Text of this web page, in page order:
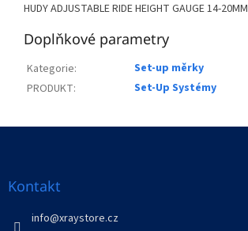
HUDY ADJUSTABLE RIDE HEIGHT GAUGE 14-20MM
Doplňkové parametry
Kategorie:
Set-up měrky
PRODUKT: Set-Up Systémy
Kontakt
info@xraystore.cz